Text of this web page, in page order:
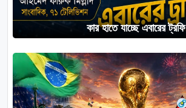
কার হাতে যাচ্ছে এবারের ট্রফি